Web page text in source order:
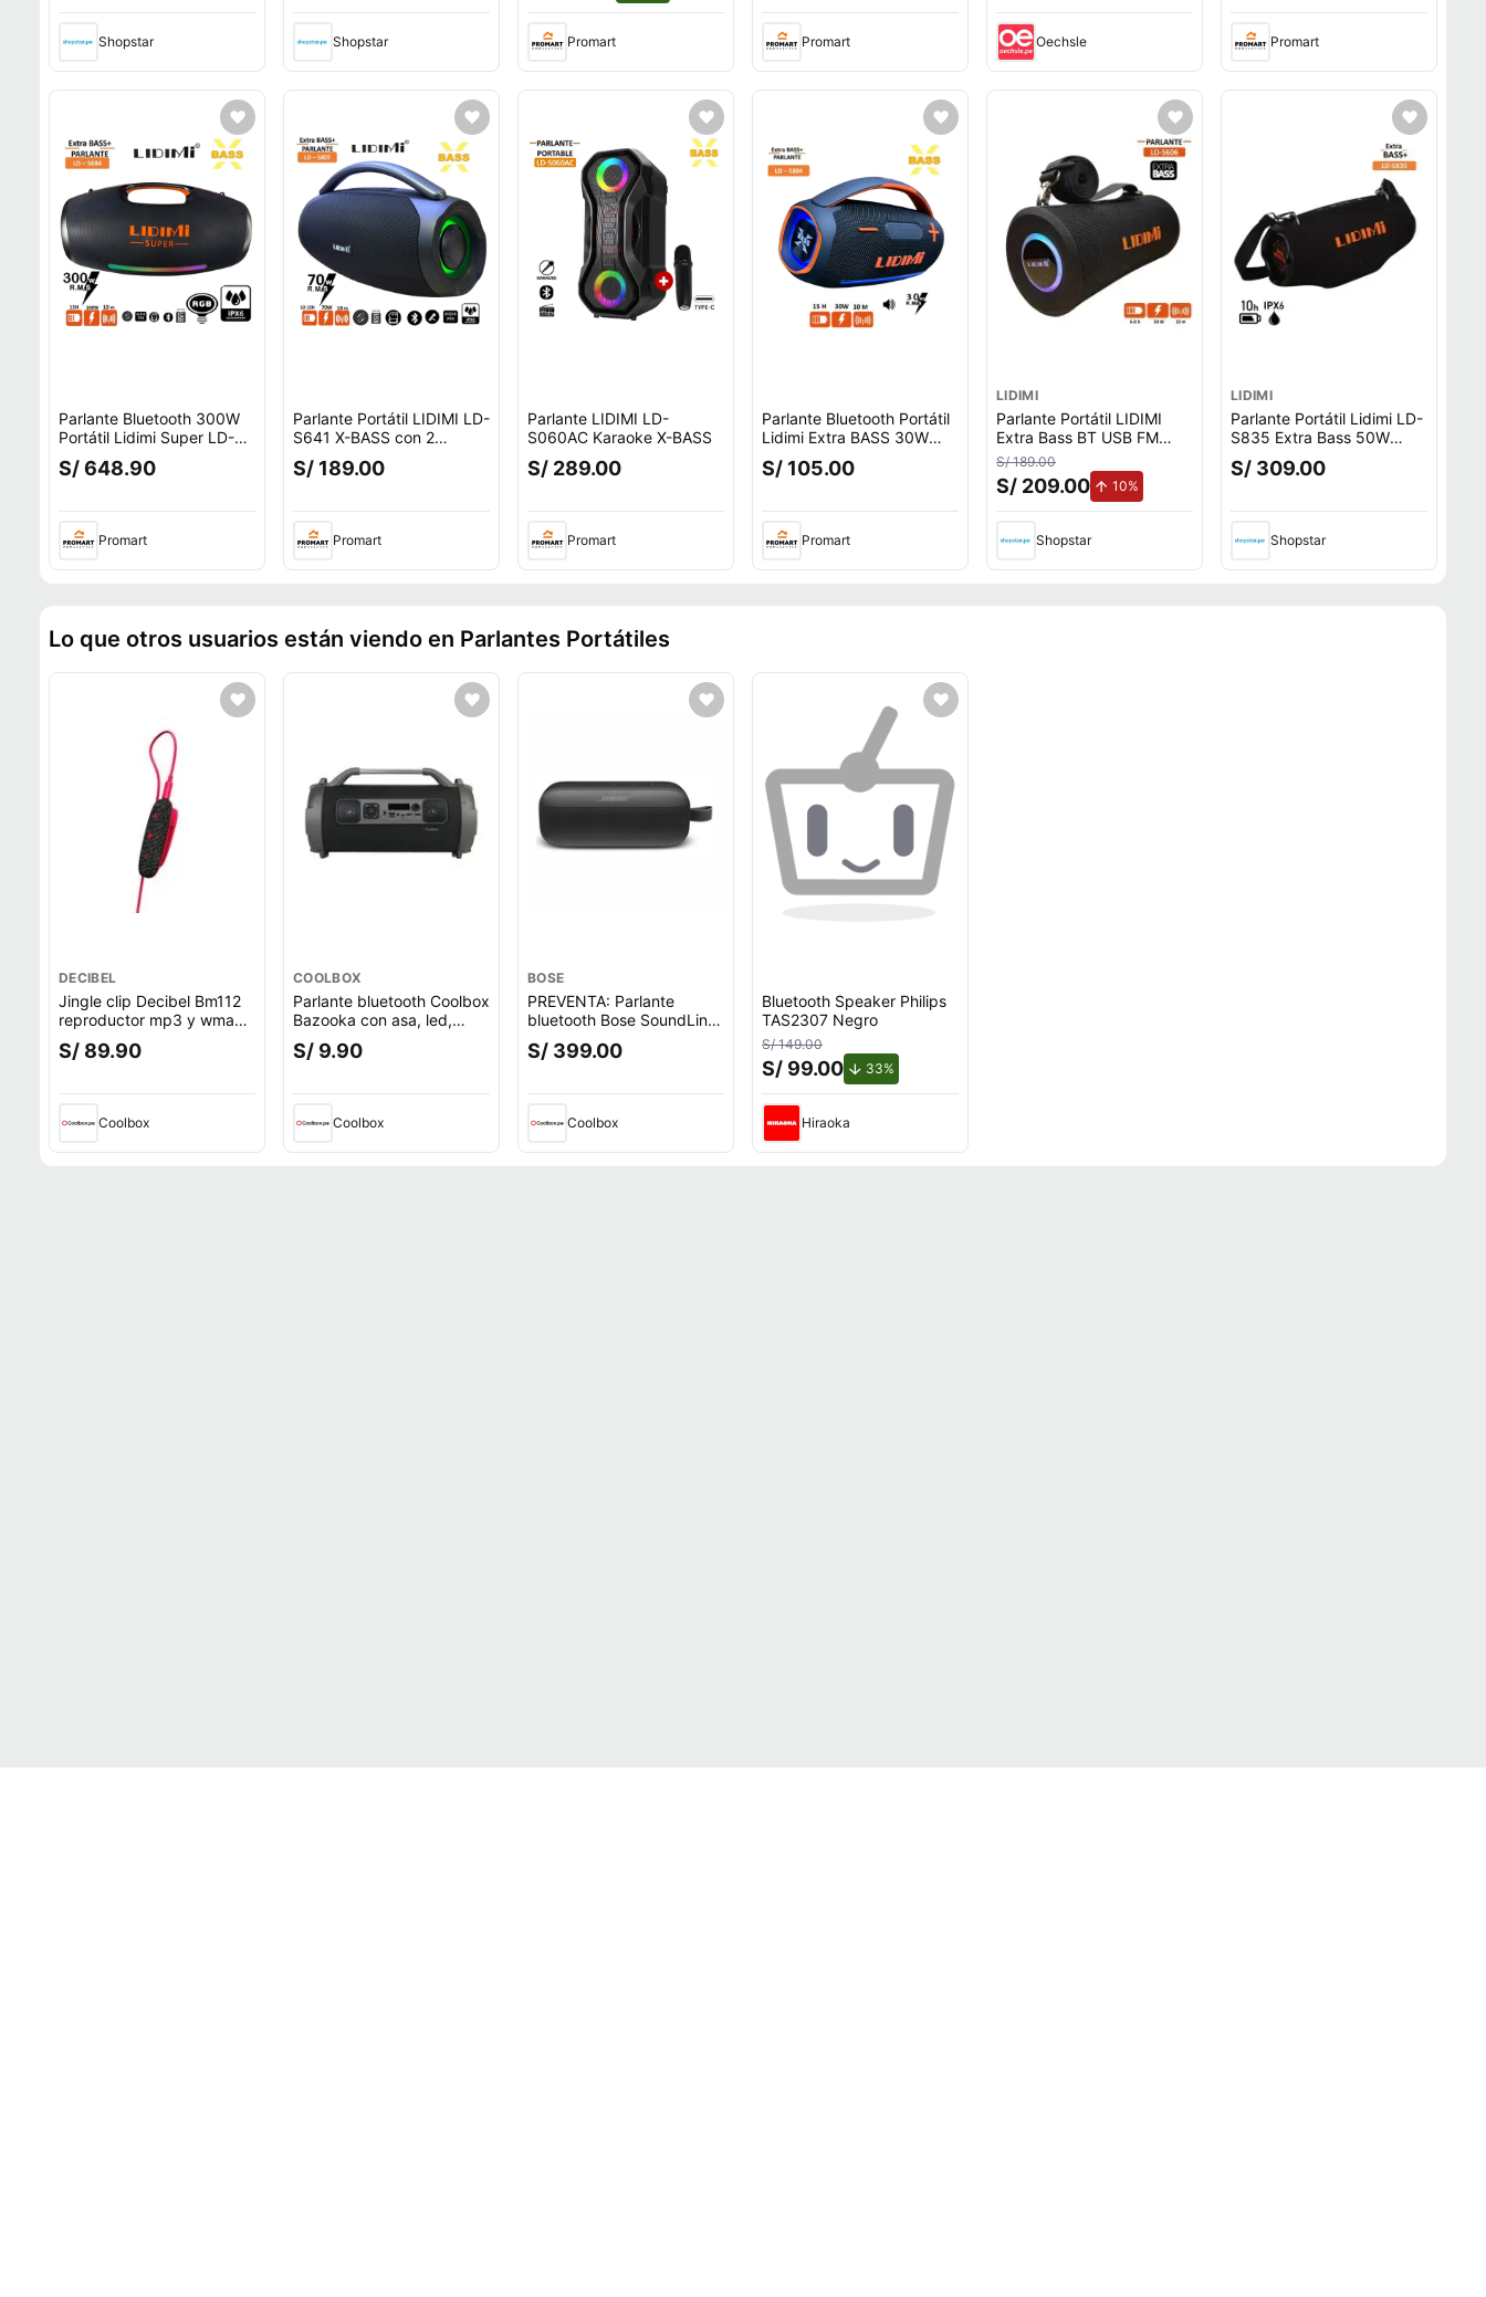
Shopstar Shopstar Promart Promart Oechsle Promart
Parlante Bluetooth 300W
Portátil Lidimi Super LD-
s684 X-bass Negro
S/ 648.90
Promart
Parlante Portátil LIDIMI LD-
S641 X-BASS con 2
altavoces
S/ 189.00
Promart
Parlante LIDIMI LD-
S060AC Karaoke X-BASS
S/ 289.00
Promart
Parlante Bluetooth Portátil
Lidimi Extra BASS 30W
LD-S884
S/ 105.00
Promart
LIDIMI
Parlante Portátil LIDIMI
Extra Bass BT USB FM
30W LD-S606
S/ 189.00
S/ 209.00 10%
Shopstar
LIDIMI
Parlante Portátil Lidimi LD-
S835 Extra Bass 50W
Bluetooth USB 2025
S/ 309.00
Shopstar
Lo que otros usuarios están viendo en Parlantes Portátiles
DECIBEL
Jingle clip Decibel Bm112
reproductor mp3 y wma
8gb rojo
S/ 89.90
Coolbox
COOLBOX
Parlante bluetooth Coolbox
Bazooka con asa, led,
máx. 2 horas
S/ 9.90
Coolbox
BOSE
PREVENTA: Parlante
bluetooth Bose SoundLink
Flex 1ra Gen, Bluetooth
5.3, hasta 12h, IP67,
resistente al agua, negro
(reempacado)
S/ 399.00
Coolbox
Bluetooth Speaker Philips
TAS2307 Negro
S/ 149.00
S/ 99.00 33%
Hiraoka